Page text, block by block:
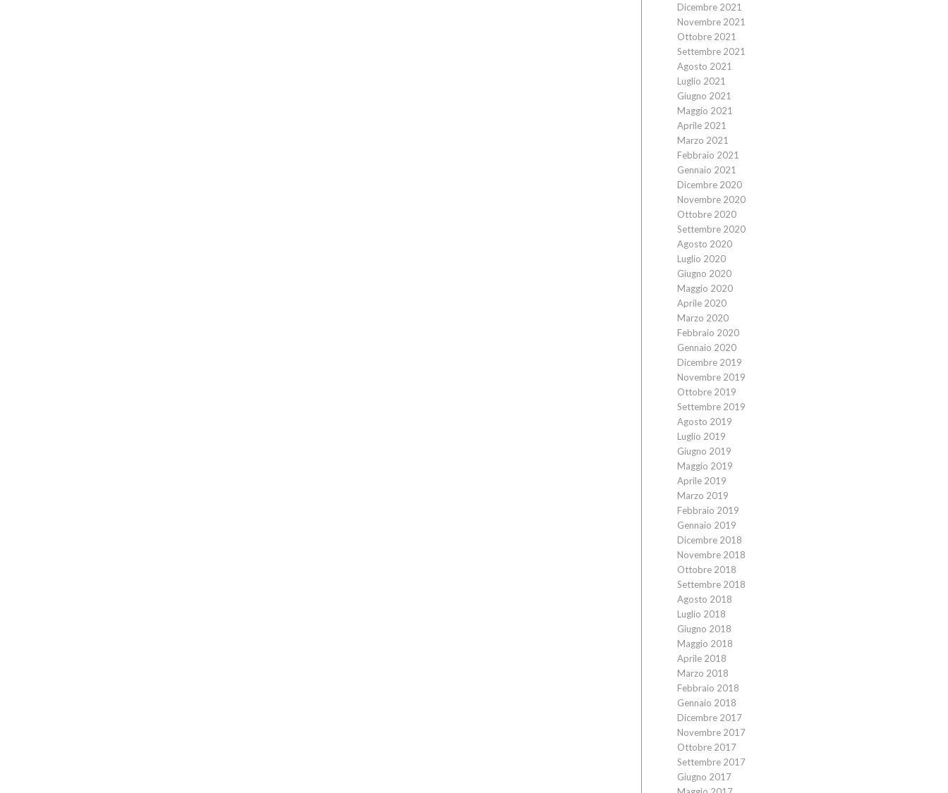
Dicembre 2021
Novembre 2021
Ottobre 2021
Settembre 2021
Agosto 2021
Luglio 2021
Giugno 2021
Maggio 2021
Aprile 2021
Marzo 2021
Febbraio 2021
Gennaio 2021
Dicembre 2020
Novembre 2020
Ottobre 2020
Settembre 2020
Agosto 2020
Luglio 2020
Giugno 2020
Maggio 2020
Aprile 2020
Marzo 2020
Febbraio 2020
Gennaio 2020
Dicembre 2019
Novembre 2019
Ottobre 2019
Settembre 2019
Agosto 2019
Luglio 2019
Giugno 2019
Maggio 2019
Aprile 2019
Marzo 2019
Febbraio 2019
Gennaio 2019
Dicembre 2018
Novembre 2018
Ottobre 2018
Settembre 2018
Agosto 2018
Luglio 2018
Giugno 2018
Maggio 2018
Aprile 2018
Marzo 2018
Febbraio 2018
Gennaio 2018
Dicembre 2017
Novembre 2017
Ottobre 2017
Settembre 2017
Giugno 2017